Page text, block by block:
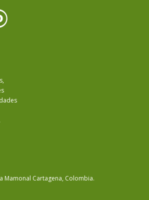
Mamonal Cartagena, Colombia.